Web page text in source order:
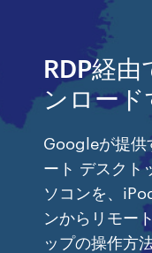
RDP経
ンロー
Googleが提供
ート デスク
ソコンを、
ンからリモー
ップの操作方